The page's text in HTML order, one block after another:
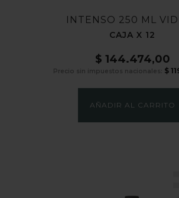
INTENSO 250 ML
CAJA X 12
$ 144.474,00
Precio sin impuestos nacionales: $
AÑADIR AL CARRITO